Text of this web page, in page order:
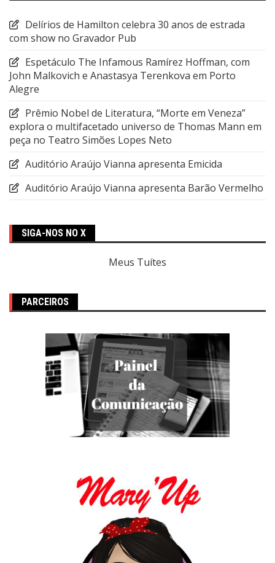
Delírios de Hamilton celebra 30 anos de estrada
com show no Gravador Pub
Espetáculo The Infamous Ramírez Hoffman, com
John Malkovich e Anastasya Terenkova em Porto
Alegre
Prêmio Nobel de Literatura, “Morte em Veneza”
explora o multifacetado universo de Thomas Mann em
peça no Teatro Simões Lopes Neto
Auditório Araújo Vianna apresenta Emicida
Auditório Araújo Vianna apresenta Barão Vermelho
SIGA-NOS NO X
Meus Tuítes
PARCEIROS